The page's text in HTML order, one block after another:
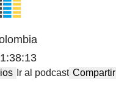
Ir al podcast Compartir